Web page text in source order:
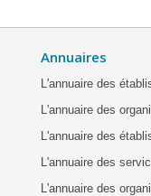
Annuaires
L'annuaire des
L'annuaire des
L'annuaire des
L'annuaire des
L'annuaire des